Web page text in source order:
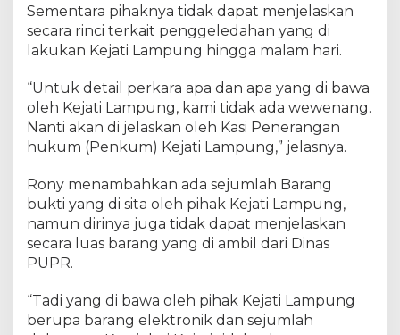
Sementara pihaknya tidak dapat menjelaskan
secara rinci terkait penggeledahan yang di
lakukan Kejati Lampung hingga malam hari.
“Untuk detail perkara apa dan apa yang di bawa
oleh Kejati Lampung, kami tidak ada wewenang.
Nanti akan di jelaskan oleh Kasi Penerangan
hukum (Penkum) Kejati Lampung,” jelasnya.
Rony menambahkan ada sejumlah Barang
bukti yang di sita oleh pihak Kejati Lampung,
namun dirinya juga tidak dapat menjelaskan
secara luas barang yang di ambil dari Dinas
PUPR.
“Tadi yang di bawa oleh pihak Kejati Lampung
berupa barang elektronik dan sejumlah